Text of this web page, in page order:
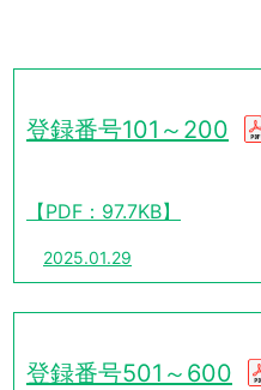
登録番号101～200
【PDF：97.7KB】
2025.01.29
登録番号501～600